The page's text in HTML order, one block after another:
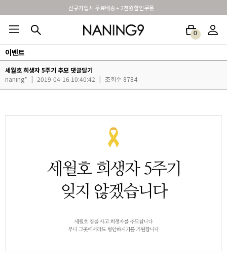
신규가입시 무료배송 + 2천원할인쿠폰
0
BEST100🤍
이벤트
세월호 희생자 5주기 추모 댓글달기
naning* | 2019-04-16 10:40:42 | 조회수 8784